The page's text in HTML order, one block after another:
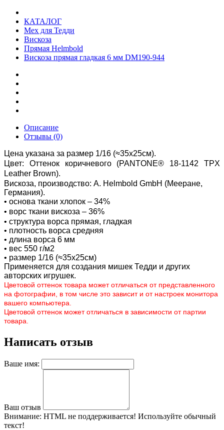
КАТАЛОГ
Мех для Тедди
Вискоза
Прямая Helmbold
Вискоза прямая гладкая 6 мм DM190-944
Описание
Отзывы (0)
Цена указана за размер 1/16 (≈35х25см).
Цвет: Оттенок коричневого (PANTONE® 18-1142 TPX
Leather Brown).
Вискоза, производство: A. Helmbold GmbH (Мееране,
Германия).
• основа ткани хлопок – 34%
• ворс ткани вискоза – 36%
• структура ворса прямая, гладкая
• плотность ворса средняя
• длина ворса 6 мм
• вес 550 г/м2
• размер 1/16 (≈35х25см)
Применяется для создания мишек Тедди и других
авторских игрушек.
Цветовой оттенок товара может отличаться от представленного
на фотографии, в том числе это зависит и от настроек монитора
вашего компьютера.
Цветовой оттенок может отличаться в зависимости от партии
товара.
Написать отзыв
Ваше имя:
Ваш отзыв
Внимание: HTML не поддерживается! Используйте обычный
текст!